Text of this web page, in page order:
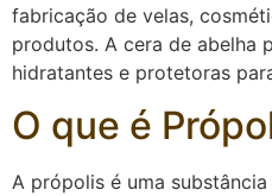
fabricação de velas,
produtos. A cera de abelha
hidratantes e protetoras
O que é
A própolis é uma